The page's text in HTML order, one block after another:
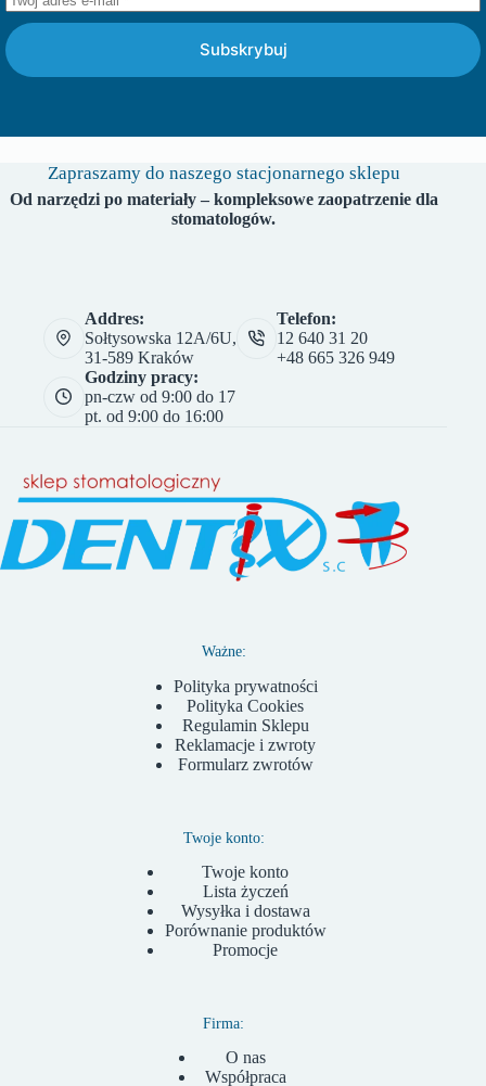
Subskrybuj
Zapraszamy do naszego stacjonarnego sklepu
Od narzędzi po materiały – kompleksowe zaopatrzenie dla
stomatologów.
Addres:
Sołtysowska 12A/6U,
31-589 Kraków
Telefon:
12 640 31 20
+48 665 326 949
Godziny pracy:
pn-czw od 9:00 do 17
pt. od 9:00 do 16:00
Ważne:
Polityka prywatności
Polityka Cookies
Regulamin Sklepu
Reklamacje i zwroty
Formularz zwrotów
Twoje konto:
Twoje konto
Lista życzeń
Wysyłka i dostawa
Porównanie produktów
Promocje
Firma:
O nas
Współpraca